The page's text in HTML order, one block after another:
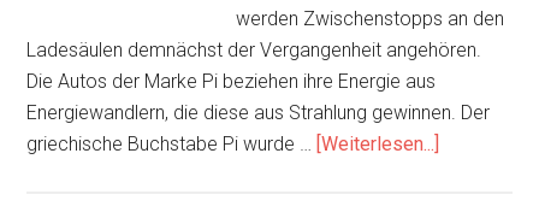
werden Zwischenstopps an den
Ladesäulen demnächst der Vergangenheit angehören.
Die Autos der Marke Pi beziehen ihre Energie aus
Energiewandlern, die diese aus Strahlung gewinnen. Der
griechische Buchstabe Pi wurde … [Weiterlesen...]